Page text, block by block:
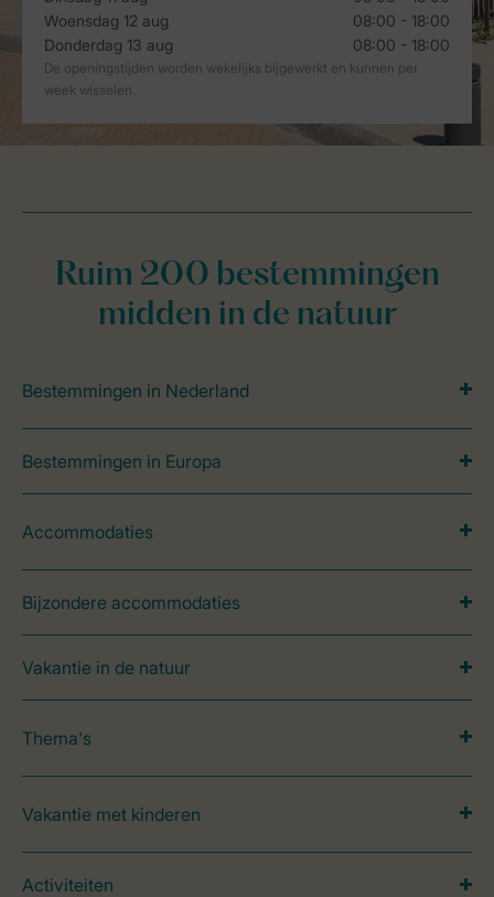
Ruim 200 bestemmingen
midden in de natuur
Bestemmingen in Nederland
Bestemmingen in Europa
Accommodaties
Bijzondere accommodaties
Vakantie in de natuur
Thema's
Vakantie met kinderen
Activiteiten